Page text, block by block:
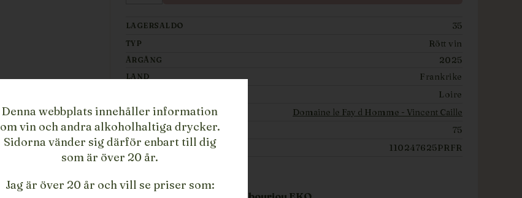
LAGERSALDO 35
TYP Rött vin
ÅRGÅNG 2025
LAND Frankrike
Loire
PRODUCENT Domaine le Fay d Homme - Vincent Caille
STORLEK 75
ARTIKELNUMMER/SKU 110247625PRFR
BESKRIVNING
Denna webbplats innehåller information
om vin och andra alkoholhaltiga drycker.
Sidorna vänder sig därför enbart till dig
som är över 20 år.
Jag är över 20 år och vill se priser som: